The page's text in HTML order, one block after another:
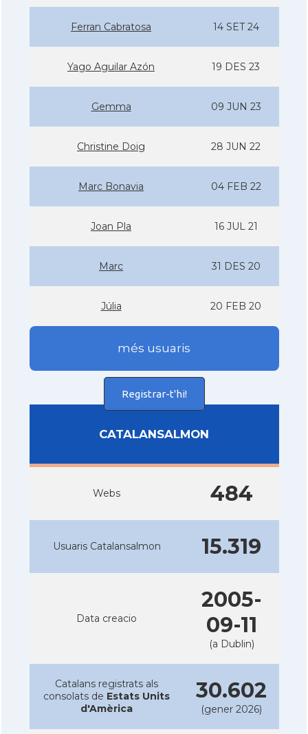
Ferran Cabratosa 14 SET 24
Yago Aguilar Azón 19 DES 23
Gemma 09 JUN 23
Christine Doig 28 JUN 22
Marc Bonavia 04 FEB 22
Joan Pla 16 JUL 21
Marc 31 DES 20
Júlia 20 FEB 20
més usuaris
Registrar-t'hi!
CATALANSALMON
Webs 484
Usuaris Catalansalmon 15.319
Data creacio
2005-
09-11
(a Dublin)
Catalans registrats als
consolats de Estats Units
d'Amèrica
30.602
(gener 2026)